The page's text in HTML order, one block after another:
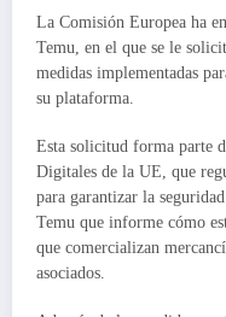
La Comisión Europea ha
Temu, en el que se le
medidas implementadas
su plataforma.
Esta solicitud forma parte
Digitales de la UE, que
para garantizar la
Temu que informe cómo
que comercializan
asociados.